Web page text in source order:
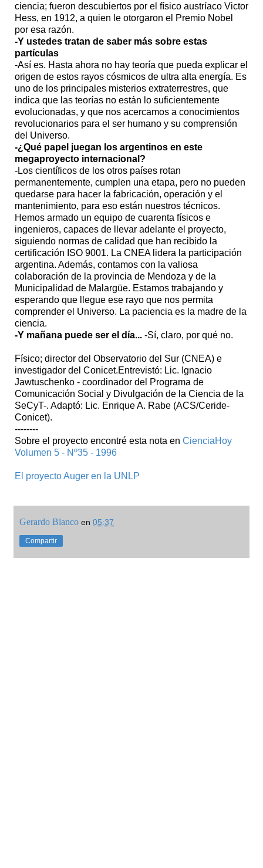
ciencia; fueron descubiertos por el físico austríaco Victor
Hess, en 1912, a quien le otorgaron el Premio Nobel
por esa razón.
-Y ustedes tratan de saber más sobre estas
partículas
-Así es. Hasta ahora no hay teoría que pueda explicar el
origen de estos rayos cósmicos de ultra alta energía. Es
uno de los principales misterios extraterrestres, que
indica que las teorías no están lo suficientemente
evolucionadas, y que nos acercamos a conocimientos
revolucionarios para el ser humano y su comprensión
del Universo.
-¿Qué papel juegan los argentinos en este
megaproyecto internacional?
-Los científicos de los otros países rotan
permanentemente, cumplen una etapa, pero no pueden
quedarse para hacer la fabricación, operación y el
mantenimiento, para eso están nuestros técnicos.
Hemos armado un equipo de cuarenta físicos e
ingenieros, capaces de llevar adelante el proyecto,
siguiendo normas de calidad que han recibido la
certificación ISO 9001. La CNEA lidera la participación
argentina. Además, contamos con la valiosa
colaboración de la provincia de Mendoza y de la
Municipalidad de Malargüe. Estamos trabajando y
esperando que llegue ese rayo que nos permita
comprender el Universo. La paciencia es la madre de la
ciencia.
-Y mañana puede ser el día... -Sí, claro, por qué no.
Físico; director del Observatorio del Sur (CNEA) e
investigador del Conicet.Entrevistó: Lic. Ignacio
Jawtuschenko - coordinador del Programa de
Comunicación Social y Divulgación de la Ciencia de la
SeCyT-. Adaptó: Lic. Enrique A. Rabe (ACS/Ceride-
Conicet).
--------
Sobre el proyecto encontré esta nota en CienciaHoy
Volumen 5 - Nº35 - 1996
El proyecto Auger en la UNLP
Gerardo Blanco en 05:37
Compartir